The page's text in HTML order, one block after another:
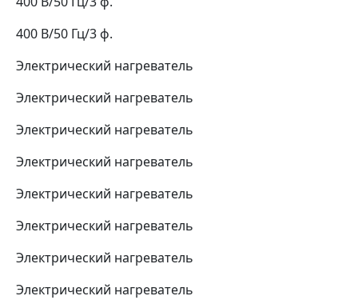
400 В/50 Гц/3 ф.
Электрический нагреватель
Электрический нагреватель
Электрический нагреватель
Электрический нагреватель
Электрический нагреватель
Электрический нагреватель
Электрический нагреватель
Электрический нагреватель